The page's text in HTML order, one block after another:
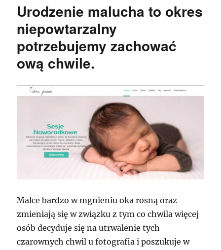
Urodzenie malucha to okres
niepowtarzalny
potrzebujemy zachować
ową chwile.
Malce bardzo w mgnieniu oka rosną oraz
zmieniają się w związku z tym co chwila więcej
osób decyduje się na utrwalenie tych
czarownych chwil u fotografia i poszukuje w